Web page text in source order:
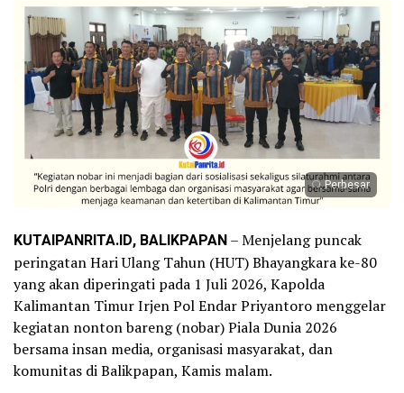
Perbesar
KUTAIPANRITA.ID, BALIKPAPAN– Menjelang puncak
peringatan Hari Ulang Tahun (HUT) Bhayangkara ke-80
yang akan diperingati pada 1 Juli 2026, Kapolda
Kalimantan Timur Irjen Pol Endar Priyantoro menggelar
kegiatan nonton bareng (nobar) Piala Dunia 2026
bersama insan media, organisasi masyarakat, dan
komunitas di Balikpapan, Kamis malam.